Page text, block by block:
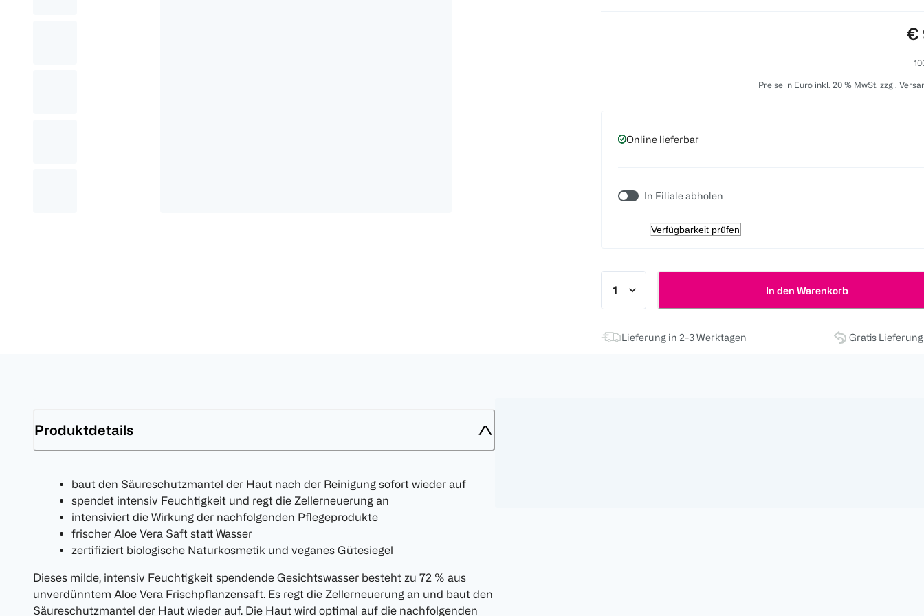
€
Preise in Euro inkl. 20 % MwSt. zzgl.
Online lieferbar
In Filiale abholen
Verfügbarkeit prüfen
In den Warenkorb
Lieferung in 2-3 Werktagen Gratis
Produktdetails
baut den Säureschutzmantel der Haut nach der Reinigung sofort wieder auf
spendet intensiv Feuchtigkeit und regt die Zellerneuerung an
intensiviert die Wirkung der nachfolgenden Pflegeprodukte
frischer Aloe Vera Saft statt Wasser
zertifiziert biologische Naturkosmetik und veganes Gütesiegel
Dieses milde, intensiv Feuchtigkeit spendende Gesichtswasser besteht zu 72 % aus
unverdünntem Aloe Vera Frischpflanzensaft. Es regt die Zellerneuerung an und baut den
Säureschutzmantel der Haut wieder auf. Die Haut wird optimal auf die nachfolgenden